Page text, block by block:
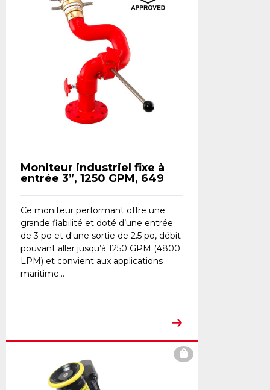
Moniteur industriel fixe à
entrée 3”, 1250 GPM, 649
Ce moniteur performant offre une
grande fiabilité et doté d’une entrée
de 3 po et d'une sortie de 2.5 po, débit
pouvant aller jusqu’à 1250 GPM (4800
LPM) et convient aux applications
maritime...